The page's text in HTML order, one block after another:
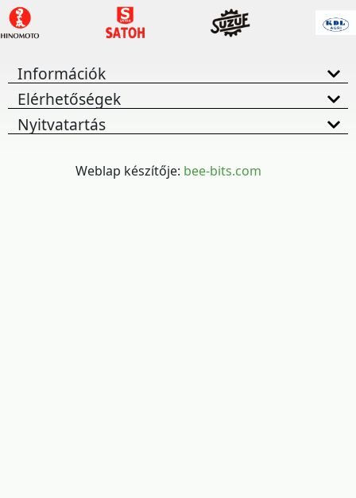
Információk
Elérhetőségek
Nyitvatartás
Weblap készítője: bee-bits.com